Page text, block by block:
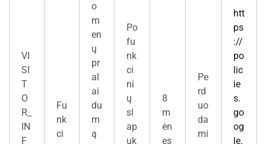
VI
SI
T
O
R_
IN
F
Fu
nk
ci
o
m
en
ų
pr
al
ai
du
m
ą
Po
fu
nk
ci
ni
ų
sl
ap
uk
8
m
ėn
es
Pe
rd
uo
da
mi
htt
ps
://
po
lic
ie
s.
go
og
le.